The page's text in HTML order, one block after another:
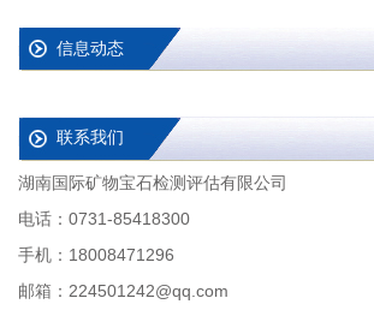
信息动态
联系我们
湖南国际矿物宝石检测评估有限公司
电话：0731-85418300
手机：18008471296
邮箱：224501242@qq.com